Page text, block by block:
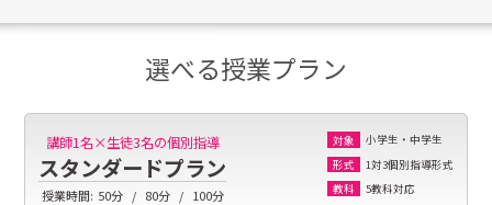
選べる授業プラン
講師1名×生徒3名の個別指導
スタンダードプラン
授業時間: 50分 80分 100分
対象
小学生・中学生
形式
1対3個別指導形式
教科
5教科対応